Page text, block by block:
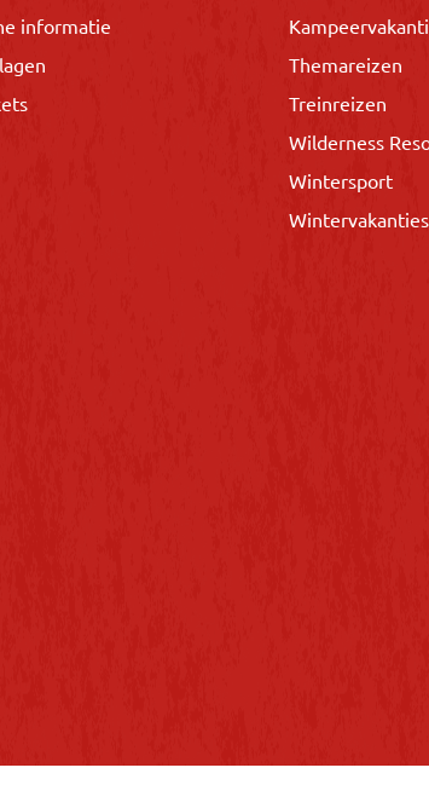
informatie
Themareizen
Treinreizen
Wilderness
Wintersport
Wintervakanties